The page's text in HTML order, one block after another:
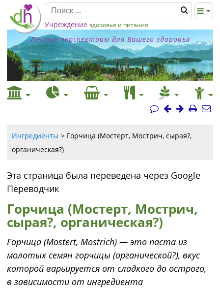
Учреждение здоровья и питания
Лучшие перспективы для Вашего здоровья
Ингредиенты
Горчица (Мостерт, Мострич, сырая?,
органическая?)
Эта страница была переведена через Google
Переводчик
Горчица (Мостерт, Мострич,
сырая?, органическая?)
Горчица (Mostert, Mostrich) — это паста из
молотых семян горчицы (органической?), вкус
которой варьируется от сладкого до острого,
в зависимости от ингредиента